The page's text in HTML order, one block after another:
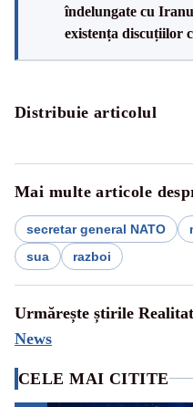
îndelungate cu
existența discuțiilor
Distribuie articolul
Mai multe articole
secretar general NATO
sua
razboi
Urmărește știrile
News
CELE MAI CITITE